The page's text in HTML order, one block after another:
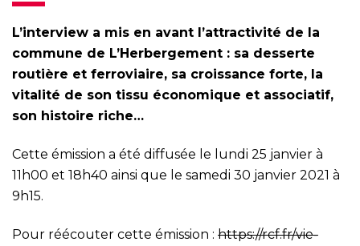
L’interview a mis en avant l’attractivité de la
commune de L’Herbergement : sa desserte
routière et ferroviaire, sa croissance forte, la
vitalité de son tissu économique et associatif,
son histoire riche…
Cette émission a été diffusée le lundi 25 janvier à
11h00 et 18h40 ainsi que le samedi 30 janvier 2021 à
9h15.
Pour réécouter cette émission : https://rcf.fr/vie-